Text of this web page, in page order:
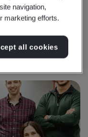
รนด์
navigation,
marketing efforts.
all cookies